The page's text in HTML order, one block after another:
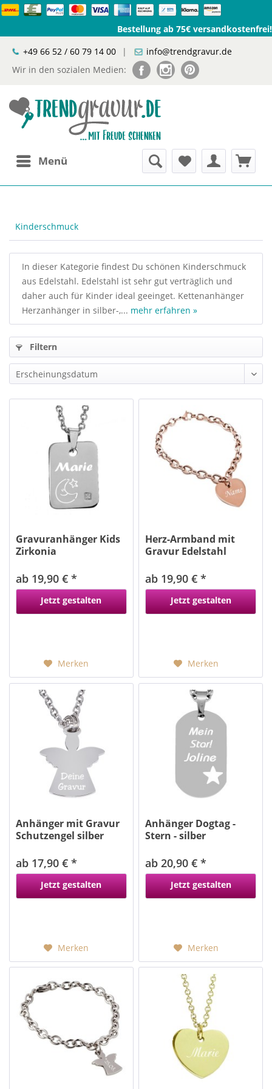
Bestellung ab 75€ versandkostenfrei!
+49 66 52 / 60 79 14 00
|
info@trendgravur.de
Wir in den sozialen Medien:
Menü
Kinderschmuck
In dieser Kategorie findest Du schönen Kinderschmuck
aus Edelstahl. Edelstahl ist sehr gut verträglich und
daher auch für Kinder ideal geeinget. Kettenanhänger
Herzanhänger in silber-,... mehr erfahren »
Filtern
Gravuranhänger Kids
Zirkonia
ab 19,90 € *
Jetzt gestalten
Merken
Herz-Armband mit
Gravur Edelstahl
ab 19,90 € *
Jetzt gestalten
Merken
Anhänger mit Gravur
Schutzengel silber
ab 17,90 € *
Jetzt gestalten
Merken
Anhänger Dogtag -
Stern - silber
ab 20,90 € *
Jetzt gestalten
Merken